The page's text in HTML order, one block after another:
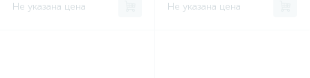
Не указана цена Не указана цена